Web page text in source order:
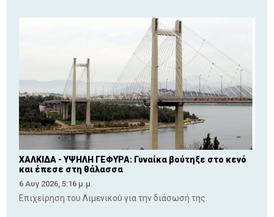
ΧΑΛΚΙΔΑ - ΥΨΗΛΗ ΓΕΦΥΡΑ: Γυναίκα βούτηξε στο κενό
και έπεσε στη θάλασσα
6 Αυγ 2026, 5:16 μ.μ.
Επιχείρηση του Λιμενικού για την διάσωσή της.